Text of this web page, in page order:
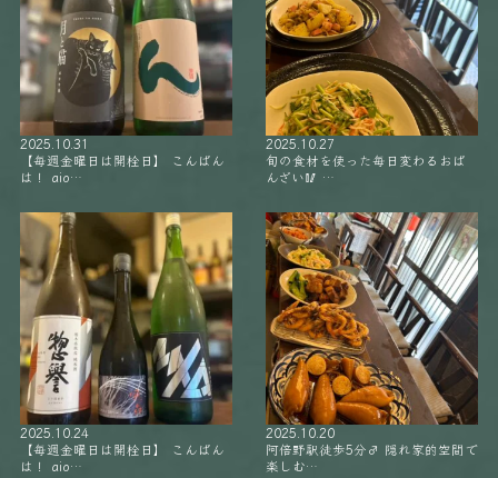
2025.10.31
【毎週金曜日は開栓日】 こんばん
は！ aio…
2025.10.27
旬の食材を使った毎日変わるおば
んざい🥢 …
2025.10.24
【毎週金曜日は開栓日】 こんばん
は！ aio…
2025.10.20
阿倍野駅徒歩5分‍♂️ 隠れ家的空間で
楽しむ…